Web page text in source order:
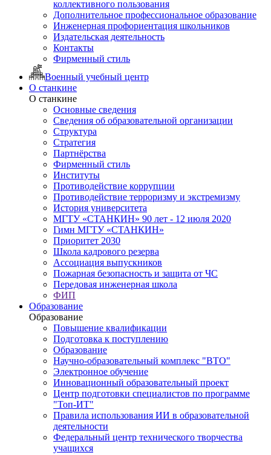
коллективного пользования
Дополнительное профессиональное образование
Инженерная профориентация школьников
Издательская деятельность
Контакты
Фирменный стиль
Военный учебный центр
О станкине
О станкине
Основные сведения
Сведения об образовательной организации
Структура
Стратегия
Партнёрства
Фирменный стиль
Институты
Противодействие коррупции
Противодействие терроризму и экстремизму
История университета
МГТУ «СТАНКИН» 90 лет - 12 июля 2020
Гимн МГТУ «СТАНКИН»
Приоритет 2030
Школа кадрового резерва
Ассоциация выпускников
Пожарная безопасность и защита от ЧС
Передовая инженерная школа
ФИП
Образование
Образование
Повышение квалификации
Подготовка к поступлению
Образование
Научно-образовательный комплекс "ВТО"
Электронное обучение
Инновационный образовательный проект
Центр подготовки специалистов по программе
"Топ-ИТ"
Правила использования ИИ в образовательной
деятельности
Федеральный центр технического творчества
учащихся